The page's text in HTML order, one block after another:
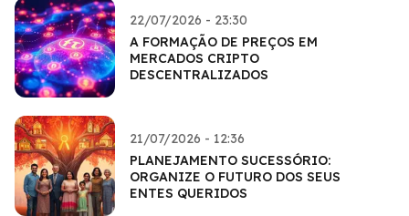
22/07/2026 - 23:30
A FORMAÇÃO DE PREÇOS EM
MERCADOS CRIPTO
DESCENTRALIZADOS
21/07/2026 - 12:36
PLANEJAMENTO SUCESSÓRIO:
ORGANIZE O FUTURO DOS SEUS
ENTES QUERIDOS